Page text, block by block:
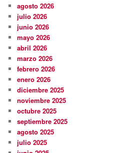
agosto 2026
julio 2026
junio 2026
mayo 2026
abril 2026
marzo 2026
febrero 2026
enero 2026
diciembre 2025
noviembre 2025
octubre 2025
septiembre 2025
agosto 2025
julio 2025